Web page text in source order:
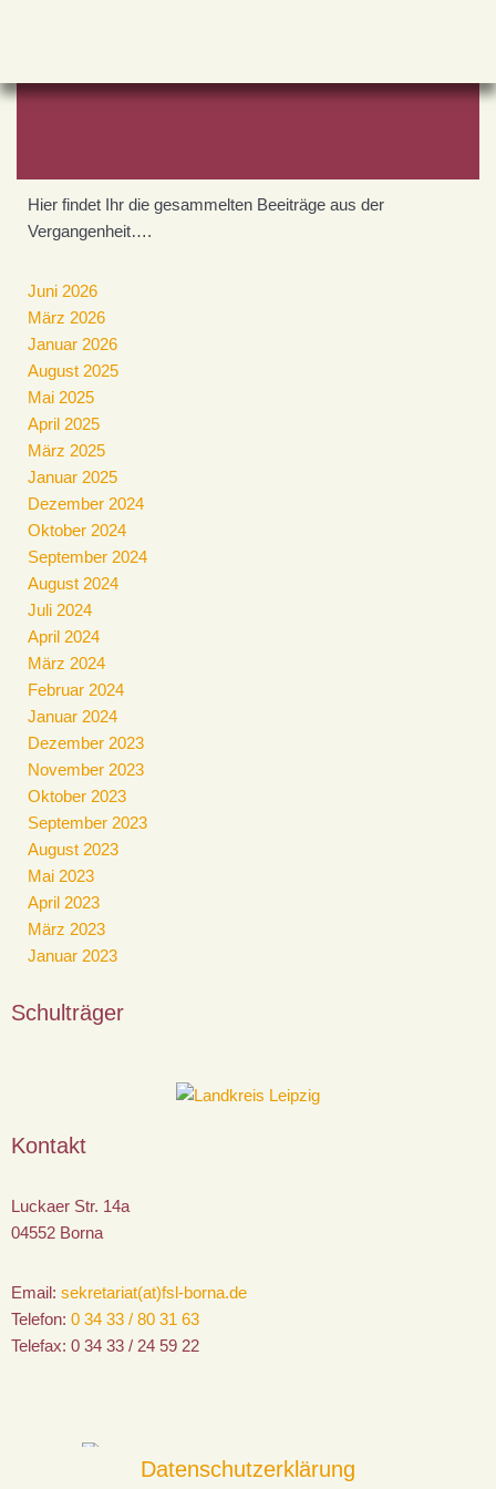
Inhalt
Hier findet Ihr die gesammelten Beeiträge aus der
Vergangenheit….
Juni 2026
März 2026
Januar 2026
August 2025
Mai 2025
April 2025
März 2025
Januar 2025
Dezember 2024
Oktober 2024
September 2024
August 2024
Juli 2024
April 2024
März 2024
Februar 2024
Januar 2024
Dezember 2023
November 2023
Oktober 2023
September 2023
August 2023
Mai 2023
April 2023
März 2023
Januar 2023
Schulträger
Kontakt
Luckaer Str. 14a
04552 Borna
Email: sekretariat(at)fsl-borna.de
Telefon: 0 34 33 / 80 31 63
Telefax: 0 34 33 / 24 59 22
Datenschutzerklärung